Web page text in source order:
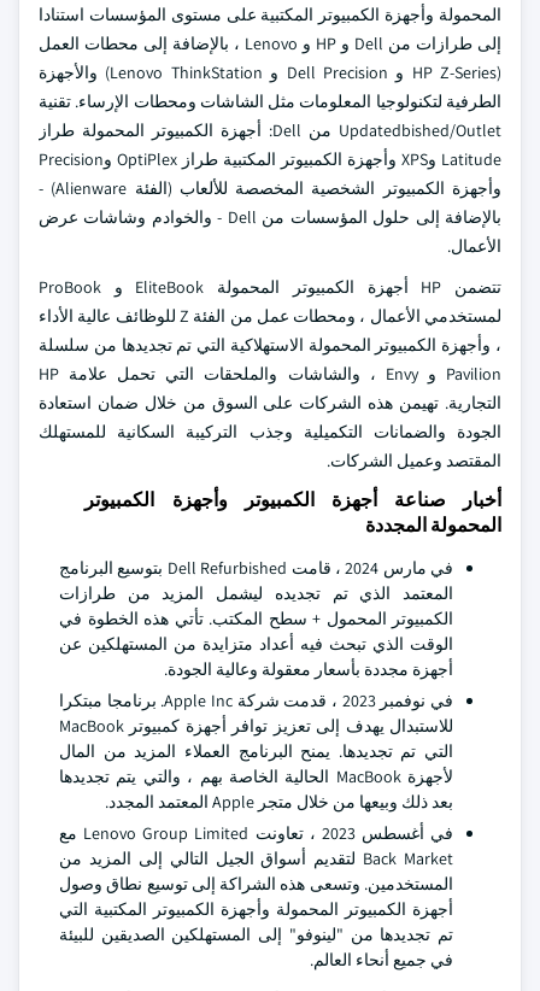
المحمولة وأجهزة الكمبيوتر المكتبية على مستوى المؤسسات استنادا
إلى طرازات من Dell و HP و Lenovo ، بالإضافة إلى محطات العمل
(HP Z-Series و Dell Precision و Lenovo ThinkStation) والأجهزة
الطرفية لتكنولوجيا المعلومات مثل الشاشات ومحطات الإرساء. تقنية
Updatedbished/Outlet من Dell: أجهزة الكمبيوتر المحمولة طراز
Latitude وXPS وأجهزة الكمبيوتر المكتبية طراز OptiPlex وPrecision
وأجهزة الكمبيوتر الشخصية المخصصة للألعاب (الفئة Alienware) -
بالإضافة إلى حلول المؤسسات من Dell - والخوادم وشاشات عرض
الأعمال.
تتضمن HP أجهزة الكمبيوتر المحمولة EliteBook و ProBook
لمستخدمي الأعمال ، ومحطات عمل من الفئة Z للوظائف عالية الأداء
، وأجهزة الكمبيوتر المحمولة الاستهلاكية التي تم تجديدها من سلسلة
Pavilion و Envy ، والشاشات والملحقات التي تحمل علامة HP
التجارية. تهيمن هذه الشركات على السوق من خلال ضمان استعادة
الجودة والضمانات التكميلية وجذب التركيبة السكانية للمستهلك
المقتصد وعميل الشركات.
أخبار صناعة أجهزة الكمبيوتر وأجهزة الكمبيوتر
المحمولة المجددة
في مارس 2024 ، قامت Dell Refurbished بتوسيع البرنامج
المعتمد الذي تم تجديده ليشمل المزيد من طرازات
الكمبيوتر المحمول + سطح المكتب. تأتي هذه الخطوة في
الوقت الذي تبحث فيه أعداد متزايدة من المستهلكين عن
أجهزة مجددة بأسعار معقولة وعالية الجودة.
في نوفمبر 2023 ، قدمت شركة Apple Inc. برنامجا مبتكرا
للاستبدال يهدف إلى تعزيز توافر أجهزة كمبيوتر MacBook
التي تم تجديدها. يمنح البرنامج العملاء المزيد من المال
لأجهزة MacBook الحالية الخاصة بهم ، والتي يتم تجديدها
بعد ذلك وبيعها من خلال متجر Apple المعتمد المجدد.
في أغسطس 2023 ، تعاونت Lenovo Group Limited مع
Back Market لتقديم أسواق الجيل التالي إلى المزيد من
المستخدمين. وتسعى هذه الشراكة إلى توسيع نطاق وصول
أجهزة الكمبيوتر المحمولة وأجهزة الكمبيوتر المكتبية التي
تم تجديدها من "لينوفو" إلى المستهلكين الصديقين للبيئة
في جميع أنحاء العالم.